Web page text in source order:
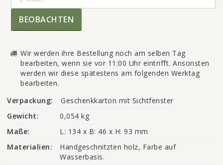
BEOBACHTEN
Wir werden ihre Bestellung noch am selben Tag
bearbeiten, wenn sie vor 11:00 Uhr eintrifft. Ansonsten
werden wir diese spätestens am folgenden Werktag
bearbeiten.
Verpackung:
Geschenkkarton mit Sichtfenster
Gewicht:
0,054 kg
Maße:
L: 134 x B: 46 x H: 93 mm
Materialien:
Handgeschnitzten holz, Farbe auf
Wasserbasis.